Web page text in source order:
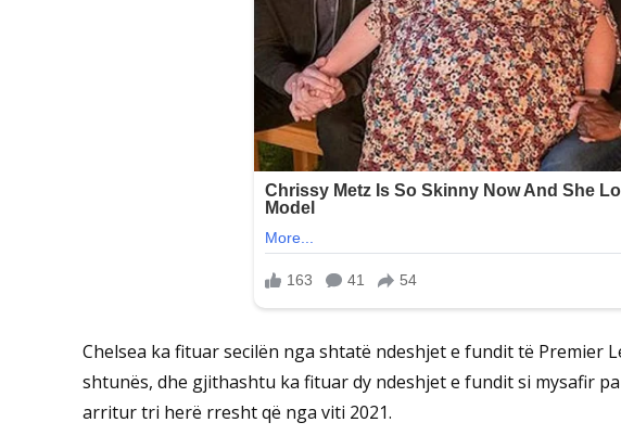
Chelsea ka fituar secilën nga shtatë ndeshjet e fundit të Premier
shtunës, dhe gjithashtu ka fituar dy ndeshjet e fundit si mysafir
arritur tri herë rresht që nga viti 2021.